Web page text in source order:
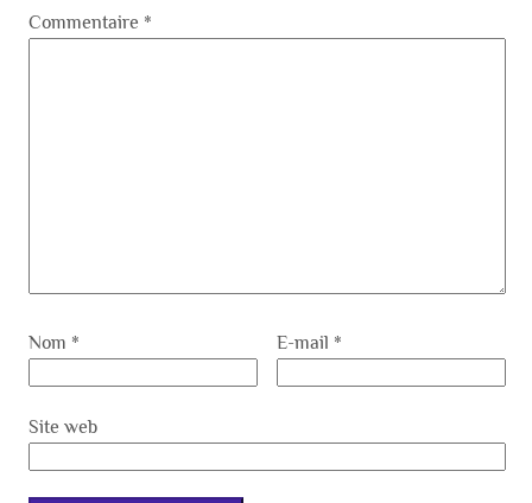
Commentaire *
Nom * E-mail *
Site web